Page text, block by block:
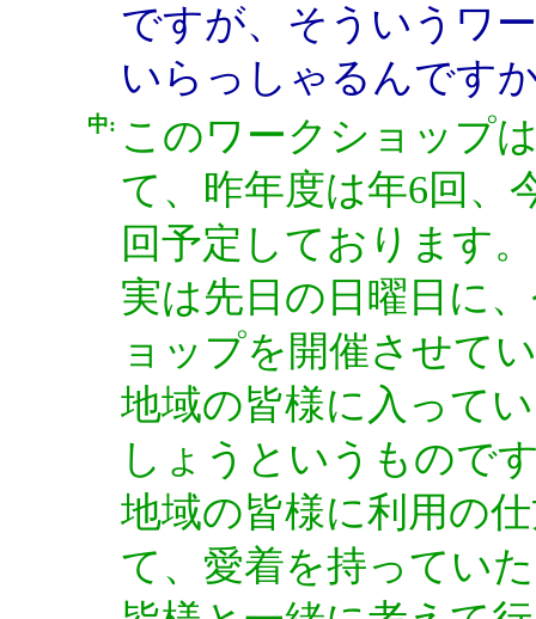
ですが、そういうワ
いらっしゃるんです
中: このワークショップ
て、昨年度は年6回、
回予定しております。
実は先日の日曜日に
ョップを開催させて
地域の皆様に入って
しょうというもので
地域の皆様に利用の
て、愛着を持ってい